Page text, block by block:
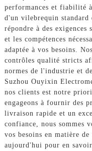
performances et fiabilité
d'un vilebrequin standard
répondre à des exigences
et les compétences
adaptée à vos besoins.
contrôles qualité stricts
normes de l'industrie et
Suzhou Ouyixin
nos clients est notre
engageons à fournir des
livraison rapide et un
confiance, nous sommes
vos besoins en matière
aujourd'hui pour en